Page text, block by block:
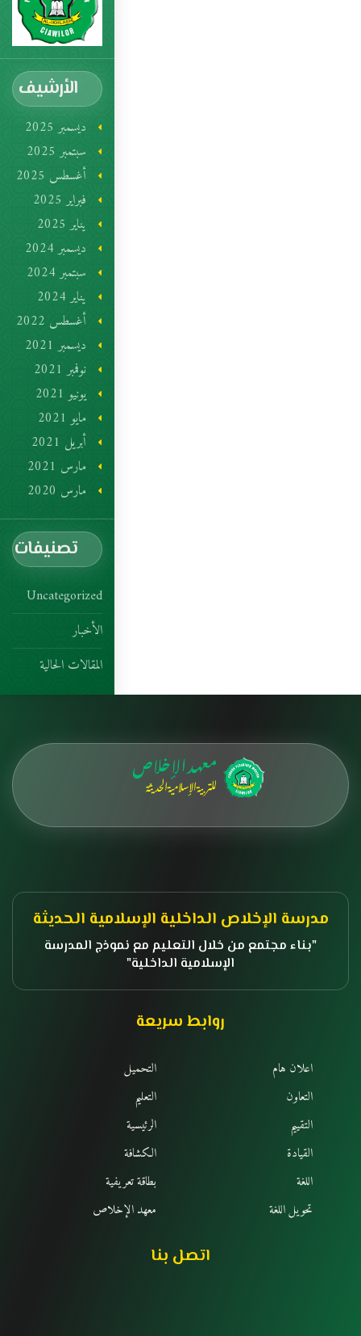
الأرشيف
ديسمبر 2025
سبتمبر 2025
أغسطس 2025
فبراير 2025
يناير 2025
ديسمبر 2024
سبتمبر 2024
يناير 2024
أغسطس 2022
ديسمبر 2021
نوفمبر 2021
يونيو 2021
مايو 2021
أبريل 2021
مارس 2021
مارس 2020
تصنيفات
Uncategorized
الأخبار
المقالات الحالية
مدرسة الإخلاص الداخلية الإسلامية الحديثة
بناء مجتمع من خلال التعليم مع نموذج المدرسة
الإسلامية الداخلية
روابط سريعة
اعلان هام
التحميل
التعاون
التعليم
التقييم
الرئيسية
القيادة
الكشافة
اللغة
بطاقة تعريفية
تحويل اللغة
معهد الإخلاص
اتصل بنا